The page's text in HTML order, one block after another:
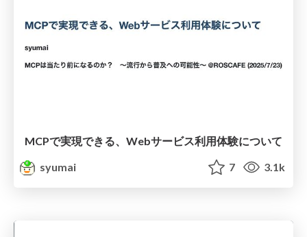
MCPで実現できる、Webサービス利用体験について
syumai
7 3.1k